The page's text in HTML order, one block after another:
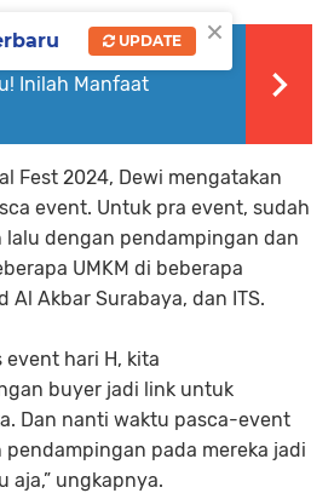
dan Importir
Inilah Manfaat
Fest 2024, Dewi mengatakan
event. Untuk pra event, sudah
dengan pendampingan dan
UMKM di beberapa
Al Akbar Surabaya, dan ITS.
event hari H, kita
buyer jadi link untuk
Dan nanti waktu pasca-event
pada mereka jadi
aja,” ungkapnya.
×
UPDATE